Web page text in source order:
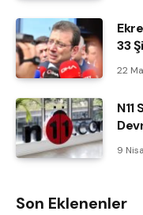
33
22
N11
9
Son Eklenenler